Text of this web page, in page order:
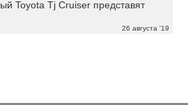
26 августа '19
Toyota Tj Cruiser представят